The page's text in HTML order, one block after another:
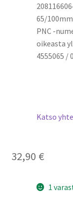
65/
PNC -
oikeasta
4555065 /
Katso
32,90 €
1